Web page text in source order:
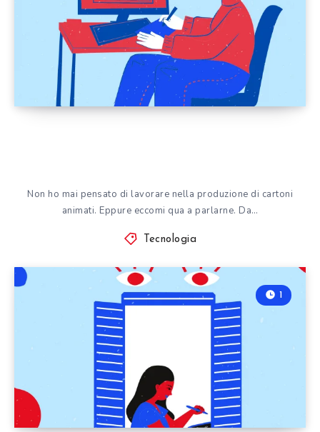
Non ho mai pensato di lavorare nella produzione di cartoni
animati. Eppure eccomi qua a parlarne. Da…
Tecnologia
1